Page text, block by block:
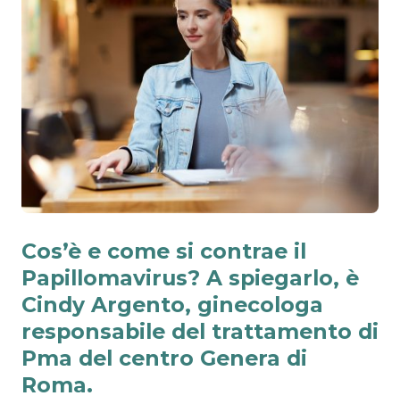
Cos’è e come si contrae il
Papillomavirus? A spiegarlo, è
Cindy Argento, ginecologa
responsabile del trattamento di
Pma del centro Genera di
Roma.